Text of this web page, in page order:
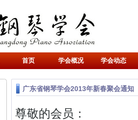
首页 学会概况 学会动态
广东省钢琴学会2013年新春聚会通知
尊敬的会员：